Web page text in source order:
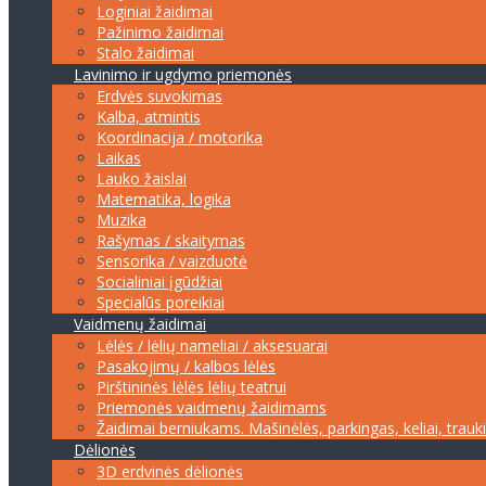
Loginiai žaidimai
Pažinimo žaidimai
Stalo žaidimai
Lavinimo ir ugdymo priemonės
Erdvės suvokimas
Kalba, atmintis
Koordinacija / motorika
Laikas
Lauko žaislai
Matematika, logika
Muzika
Rašymas / skaitymas
Sensorika / vaizduotė
Socialiniai įgūdžiai
Specialūs poreikiai
Vaidmenų žaidimai
Lėlės / lėlių nameliai / aksesuarai
Pasakojimų / kalbos lėlės
Pirštininės lėlės lėlių teatrui
Priemonės vaidmenų žaidimams
Žaidimai berniukams. Mašinėlės, parkingas, keliai,
Dėlionės
3D erdvinės dėlionės